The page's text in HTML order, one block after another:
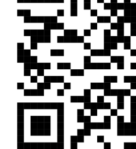
ĐIỂM TỰA PHÁT TRIỂN KINH TẾ CỦA
(14/07/2026)
TÍN DỤNG CHÍNH SÁCH XÃ HỘI TIẾP
GÓP PHẦN GIẢM NGHÈO BỀN VỮNG
TẠI XÃ CƯ M’TA
UBND XÃ CƯ M’TA SƠ KẾT THỰC HIỆN
KINH TẾ - XÃ HỘI 6 THÁNG ĐẦU NĂM